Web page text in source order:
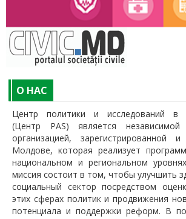
O НАС
Центр политики и исследований в
(Центр PAS) является независимой
организацией, зарегистрированной
Молдове, которая реализует
национальном и региональном
миссия состоит в том, чтобы улучшить
социальный сектор посредством
этих сферах политик и продвижения
потенциала и поддержки реформ. В